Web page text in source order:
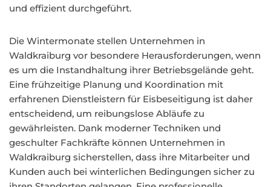
und effizient durchgeführt.
Die Wintermonate stellen Unternehmen in
Waldkraiburg vor besondere Herausforderungen, wenn
es um die Instandhaltung ihrer Betriebsgelände geht.
Eine frühzeitige Planung und Koordination mit
erfahrenen Dienstleistern für Eisbeseitigung ist daher
entscheidend, um reibungslose Abläufe zu
gewährleisten. Dank moderner Techniken und
geschulter Fachkräfte können Unternehmen in
Waldkraiburg sicherstellen, dass ihre Mitarbeiter und
Kunden auch bei winterlichen Bedingungen sicher zu